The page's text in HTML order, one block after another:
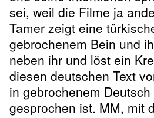
sei, weil die Filme ja
Tamer zeigt eine
gebrochenem Bein und
neben ihr und löst ein
diesen deutschen Text
in gebrochenem
gesprochen ist. MM, mit